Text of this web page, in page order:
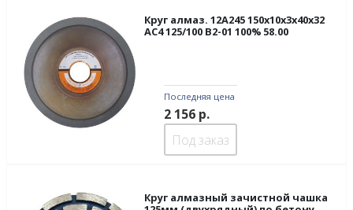
Круг алмаз. 12А245 150х10х3х40х32
АС4 125/100 В2-01 100% 58.00
Последняя цена
2 156р.
Под заказ
Круг алмазный зачистной чашка